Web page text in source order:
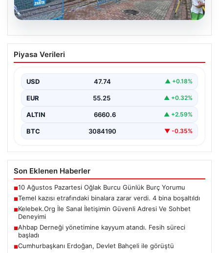
Temel kazısı etrafındaki binalara zarar
verdi. 4 bina boşaltıldı
Piyasa Verileri
USD 47.74 ▲ +0.18%
EUR 55.25 ▲ +0.32%
ALTIN 6660.6 ▲ +2.59%
BTC 3084190 ▼ -0.35%
Son Eklenen Haberler
■10 Ağustos Pazartesi Oğlak Burcu Günlük Burç Yorumu
■Temel kazısı etrafındaki binalara zarar verdi. 4 bina boşaltıldı
■Kelebek.Org İle Sanal İletişimin Güvenli Adresi Ve Sohbet
Deneyimi
■Ahbap Derneği yönetimine kayyum atandı. Fesih süreci
başladı
■Cumhurbaşkanı Erdoğan, Devlet Bahçeli ile görüştü